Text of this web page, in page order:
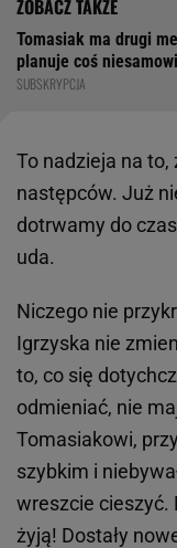
Tomasiak ma drugi
planuje coś
SUBSKRYPCJA
To nadzieja na to,
następców. Już
dotrwamy do
uda.
Niczego nie
Igrzyska nie
to, co się
odmieniać, nie
Tomasiakowi,
szybkim i
wreszcie cieszyć.
żyją! Dostały